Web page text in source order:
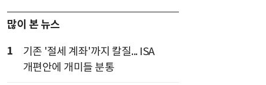
많이 본 뉴스
1
기존 '절세 계좌'까지 칼질... ISA
개편안에 개미들 분통